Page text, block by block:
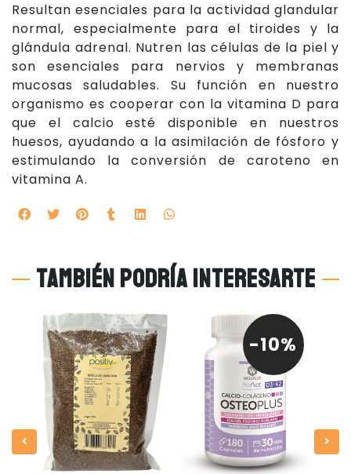
Resultan esenciales para la actividad glandular
normal, especialmente para el tiroides y la
glándula adrenal. Nutren las células de la piel y
son esenciales para nervios y membranas
mucosas saludables. Su función en nuestro
organismo es cooperar con la vitamina D para
que el calcio esté disponible en nuestros
huesos, ayudando a la asimilación de fósforo y
estimulando la conversión de caroteno en
vitamina A.
También podría interesarte
-10%